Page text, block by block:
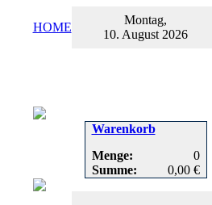
HOME
Montag,
10. August 2026
Warenkorb
Menge:
0
Summe:
0,00 €